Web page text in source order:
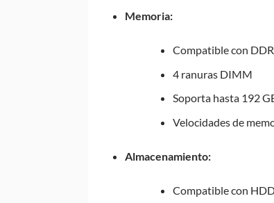
Memoria:
Compatible con
4 ranuras DIMM
Soporta hasta 192
Velocidades de
Almacenamiento:
Compatible con